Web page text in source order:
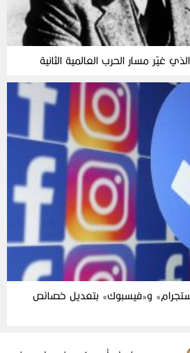
غيّر مسار الحرب العالمية الثانية
و«فيسبوك» بتعديل خصائص